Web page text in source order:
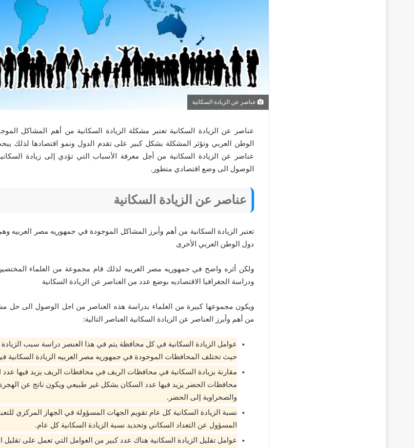
عناصر عن الزيادة السكانية
عناصر عن الزيادة السكانية تعتبر مشكلة الزيادة السكانية من أهم المشاكل
الوطن العربي وتؤثر المشكلة بشكل كبير على تقدم الدول ونمو اقتصادها لذلك
عناصر عن الزيادة السكانية من أجل معرفة الأسباب التي تؤدي إلى زيادة
الوصول الى وضع اقتصادي متطور.
عناصر عن الزيادة السكانية
تعتبر الزيادة السكانية من أهم وأبرز المشاكل الموجودة في جمهوريه مصر
دول الوطن العربي الأخرى
ولكن أثره واضح في جمهوريه مصر العربيه لذلك قام مجموعة من العلماء
ودراسة الجغرافيا الاقتصاديه بوضع عدد من العناصر عن الزيادة السكانية
ويكون مجموعها كبيرة من العلماء بدراسة هذه العناصر من اجل الوصول الى حل
من أهم وأبرز العناصر عن الزيادة السكانية العناصر التالية:
عوامل الزيادة السكانية في كل محافظة يتم في هذا العنصر دراسة سبب
حيث تختلف المحافظات الموجودة في جمهوريه مصر العربيه الزيادة السكانية
مقارنة بزيادة السكانية في محافظات الريف في محافظات الريف يزيد فيها
محافظات الحضر يزيد فيها عدد السكان بشكل غير طبيعي ويكون ناتج عن
والصحراوية إلى الحضر.
نسبة الزيادة السكانية كل عام تقويم الجهات المسؤولة في الجهاز المركزي
المسؤول عن التعداد السكاني وتحديد نسبة الزيادة السكانية كل عام.
عوامل تقليل الزيادة السكانية هناك عدد كبير من العوامل التي تعمل على تقليل